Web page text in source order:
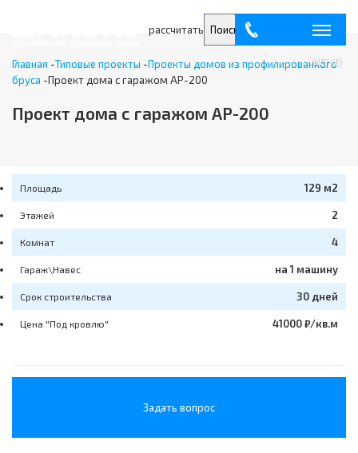
рассчитать
МЕНЮ
Поиск
Главная -Типовые проекты -Проекты домов из профилированного
бруса -Проект дома с гаражом AP-200
Проект дома с гаражом AP-200
Площадь 129 м2
Этажей 2
Комнат 4
Гараж\Навес на 1 машину
Срок строительства 30 дней
Цена "Под кровлю" 41000 ₽/кв.м
Задать вопрос